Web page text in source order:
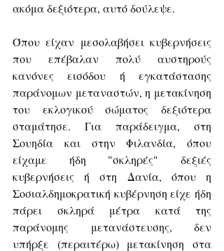
ακόμα δεξιότερα, αυτό δούλεψε.
Όπου είχαν μεσολαβήσει κυβερνήσεις
που επέβαλαν πολύ αυστηρούς
κανόνες εισόδου ή εγκατάστασης
παράνομων μεταναστών, η μετακίνηση
του εκλογικού σώματος δεξιότερα
σταμάτησε. Για παράδειγμα, στη
Σουηδία και στην Φιλανδία, όπου
είχαμε ήδη "σκληρές" δεξιές
κυβερνήσεις ή στη Δανία, όπου η
Σοσιαλδημοκρατική κυβέρνηση είχε ήδη
πάρει σκληρά μέτρα κατά της
παράνομης μετανάστευσης, δεν
υπήρξε (περαιτέρω) μετακίνηση στα